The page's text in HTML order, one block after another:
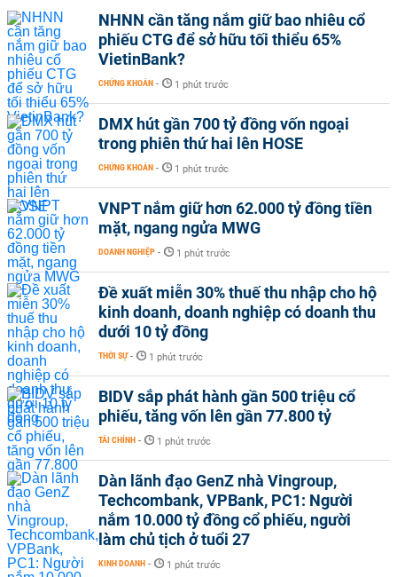
NHNN cần tăng nắm giữ bao nhiêu cổ
phiếu CTG để sở hữu tối thiểu 65%
VietinBank?
CHỨNG KHOÁN - 1 phút trước
DMX hút gần 700 tỷ đồng vốn ngoại
trong phiên thứ hai lên HOSE
CHỨNG KHOÁN - 1 phút trước
VNPT nắm giữ hơn 62.000 tỷ đồng tiền
mặt, ngang ngửa MWG
DOANH NGHIỆP - 1 phút trước
Đề xuất miễn 30% thuế thu nhập cho hộ
kinh doanh, doanh nghiệp có doanh thu
dưới 10 tỷ đồng
THỜI SỰ - 1 phút trước
BIDV sắp phát hành gần 500 triệu cổ
phiếu, tăng vốn lên gần 77.800 tỷ
TÀI CHÍNH - 1 phút trước
Dàn lãnh đạo GenZ nhà Vingroup,
Techcombank, VPBank, PC1: Người
nắm 10.000 tỷ đồng cổ phiếu, người
làm chủ tịch ở tuổi 27
KINH DOANH - 1 phút trước